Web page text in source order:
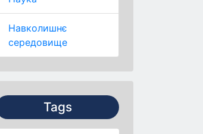
Навколишнє
середовище
Tags